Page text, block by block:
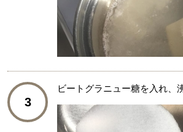
3
ビートグラニュー糖を入れ、